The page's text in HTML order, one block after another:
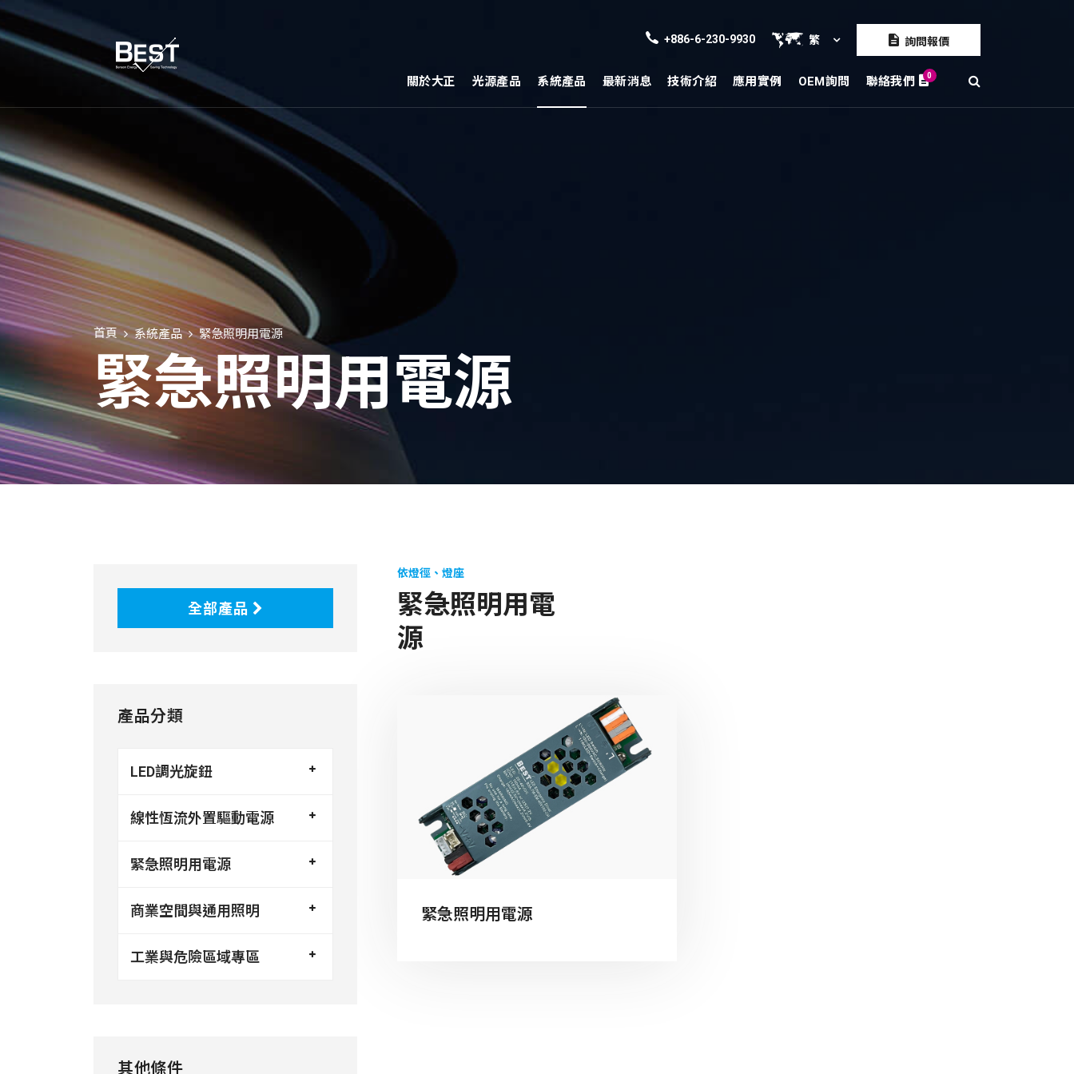
+886-6-230-9930 繁 詢問報價
關於大正 光源產品 系統產品 最新消息 技術介紹 應用實例 OEM詢問 聯絡我們 0
首頁 系統產品 緊急照明用電源
緊急照明用電源
全部產品
產品分類
LED調光旋鈕
線性恆流外置驅動電源
緊急照明用電源
商業空間與通用照明
工業與危險區域專區
其他條件
依燈徑、燈座
緊急照明用電
源
緊急照明用電源